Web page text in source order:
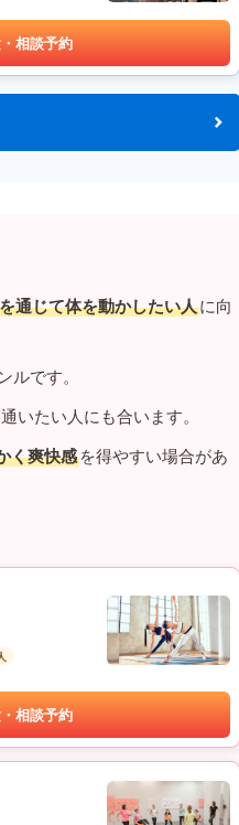
相談予約
通じて体を動かしたい人に向
ルです。
いたい人にも合います。
く爽快感 を得やすい場合があ
相談予約